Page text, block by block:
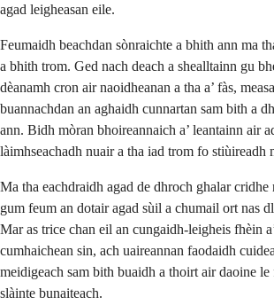
agad leigheasan eile.
Feumaidh beachdan sònraichte a bhith ann ma
a bhith trom. Ged nach deach a shealltainn gu
dèanamh cron air naoidheanan a tha a’ fàs,
buannachdan an aghaidh cunnartan sam bith a
ann. Bidh mòran bhoireannaich a’ leantainn air
làimhseachadh nuair a tha iad trom fo stiùireadh
Ma tha eachdraidh agad de dhroch ghalar cridhe
gum feum an dotair agad sùil a chumail ort nas
Mar as trice chan eil an cungaidh-leigheis fhèin
cumhaichean sin, ach uaireannan faodaidh
meidigeach sam bith buaidh a thoirt air daoine
slàinte bunaiteach.